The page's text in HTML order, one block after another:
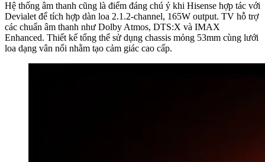
Hệ thống âm thanh cũng là điểm đáng chú ý khi Hisense hợp tác với
Devialet để tích hợp dàn loa 2.1.2-channel, 165W output. TV hỗ trợ
các chuẩn âm thanh như Dolby Atmos, DTS:X và IMAX
Enhanced. Thiết kế tổng thể sử dụng chassis mỏng 53mm cùng lưới
loa dạng vân nổi nhằm tạo cảm giác cao cấp.